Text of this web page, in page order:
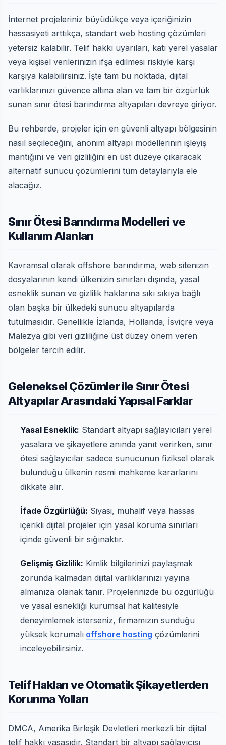
İnternet projeleriniz büyüdükçe veya içeriğinizin
hassasiyeti arttıkça, standart web hosting çözümleri
yetersiz kalabilir. Telif hakkı uyarıları, katı yerel yasalar
veya kişisel verilerinizin ifşa edilmesi riskiyle karşı
karşıya kalabilirsiniz. İşte tam bu noktada, dijital
varlıklarınızı güvence altına alan ve tam bir özgürlük
sunan sınır ötesi barındırma altyapıları devreye giriyor.
Bu rehberde, projeler için en güvenli altyapı bölgesinin
nasıl seçileceğini, anonim altyapı modellerinin işleyiş
mantığını ve veri gizliliğini en üst düzeye çıkaracak
alternatif sunucu çözümlerini tüm detaylarıyla ele
alacağız.
Sınır Ötesi Barındırma Modelleri ve
Kullanım Alanları
Kavramsal olarak offshore barındırma, web sitenizin
dosyalarının kendi ülkenizin sınırları dışında, yasal
esneklik sunan ve gizlilik haklarına sıkı sıkıya bağlı
olan başka bir ülkedeki sunucu altyapılarda
tutulmasıdır. Genellikle İzlanda, Hollanda, İsviçre veya
Malezya gibi veri gizliliğine üst düzey önem veren
bölgeler tercih edilir.
Geleneksel Çözümler ile Sınır Ötesi
Altyapılar Arasındaki Yapısal Farklar
Yasal Esneklik: Standart altyapı sağlayıcıları yerel
yasalara ve şikayetlere anında yanıt verirken, sınır
ötesi sağlayıcılar sadece sunucunun fiziksel olarak
bulunduğu ülkenin resmi mahkeme kararlarını
dikkate alır.
İfade Özgürlüğü: Siyasi, muhalif veya hassas
içerikli dijital projeler için yasal koruma sınırları
içinde güvenli bir sığınaktır.
Gelişmiş Gizlilik: Kimlik bilgilerinizi paylaşmak
zorunda kalmadan dijital varlıklarınızı yayına
almanıza olanak tanır. Projelerinizde bu özgürlüğü
ve yasal esnekliği kurumsal hat kalitesiyle
deneyimlemek isterseniz, firmamızın sunduğu
yüksek korumalı offshore hosting çözümlerini
inceleyebilirsiniz.
Telif Hakları ve Otomatik Şikayetlerden
Korunma Yolları
DMCA, Amerika Birleşik Devletleri merkezli bir dijital
telif hakkı yasasıdır. Standart bir altyapı sağlayıcısı